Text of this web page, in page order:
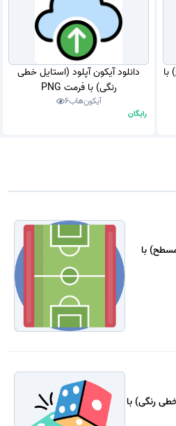
با
دانلود آیکون آپلود (استایل خطی
رنگی) با فرمت PNG
آیکون‌هاب6
رایگان
با
رنگی) با